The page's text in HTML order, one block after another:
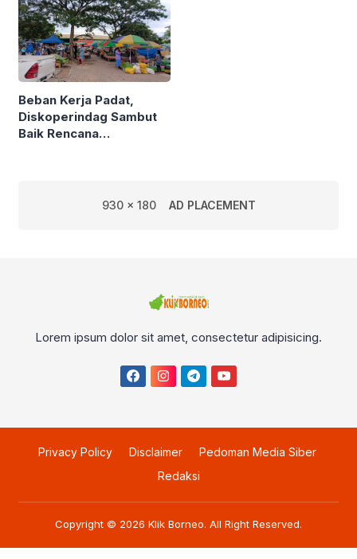
Beban Kerja Padat,
Diskoperindag Sambut
Baik Rencana
930 x 180 AD PLACEMENT
Lorem ipsum dolor sit amet, consectetur adipisicing.
Privacy Policy Disclaimer
Pedoman Media Siber
Redaksi
Copyright © 2026 Klik Borneo. All Right Reserved.